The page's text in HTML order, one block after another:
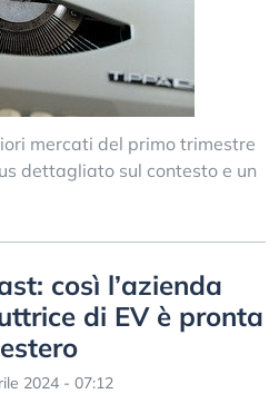
mercati del primo trimestre
dettagliato sul contesto e un
così l’azienda
di EV è pronta
2024 - 07:12